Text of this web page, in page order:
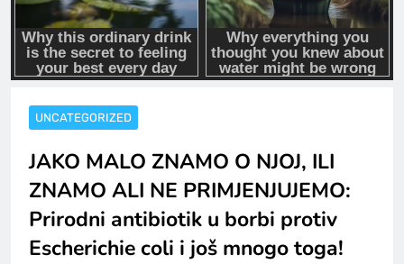
UNCATEGORIZED
JAKO MALO ZNAMO O NJOJ, ILI
ZNAMO ALI NE PRIMJENJUJEMO:
Prirodni antibiotik u borbi protiv
Escherichie coli i još mnogo toga!